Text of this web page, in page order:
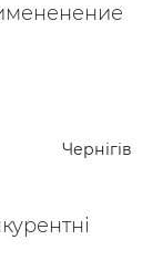
Чернігів